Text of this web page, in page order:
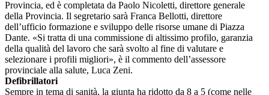
Provincia, ed è completata da Paolo Nicoletti, direttore generale
della Provincia. Il segretario sarà Franca Bellotti, direttore
dell’ufficio formazione e sviluppo delle risorse umane di Piazza
Dante. «Si tratta di una commissione di altissimo profilo, garanzia
della qualità del lavoro che sarà svolto al fine di valutare e
selezionare i profili migliori», è il commento dell’assessore
provinciale alla salute, Luca Zeni.
Defibrillatori
Sempre in tema di sanità, la giunta ha ridotto da 8 a 5 (come nelle